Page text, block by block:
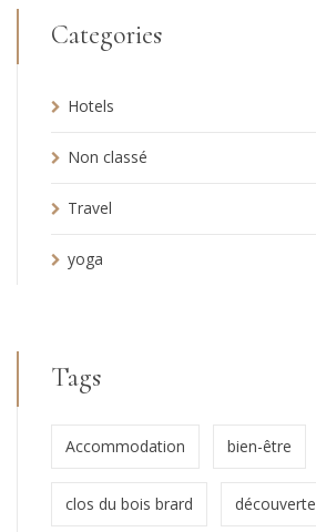
Categories
Hotels
Non classé
Travel
yoga
Tags
Accommodation bien-être
clos du bois brard découverte